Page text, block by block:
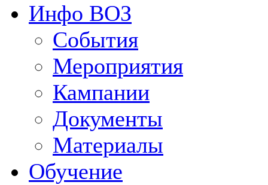
Инфо ВОЗ
События
Мероприятия
Кампании
Документы
Материалы
Обучение